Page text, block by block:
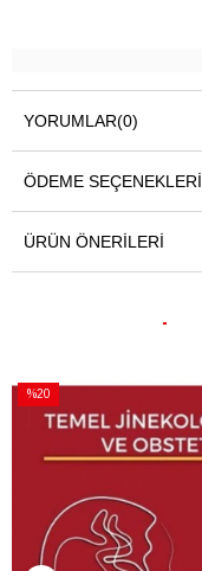
YORUMLAR(0)
ÖDEME SEÇENEKLERI
ÜRÜN ÖNERILERI
%20
İndirim